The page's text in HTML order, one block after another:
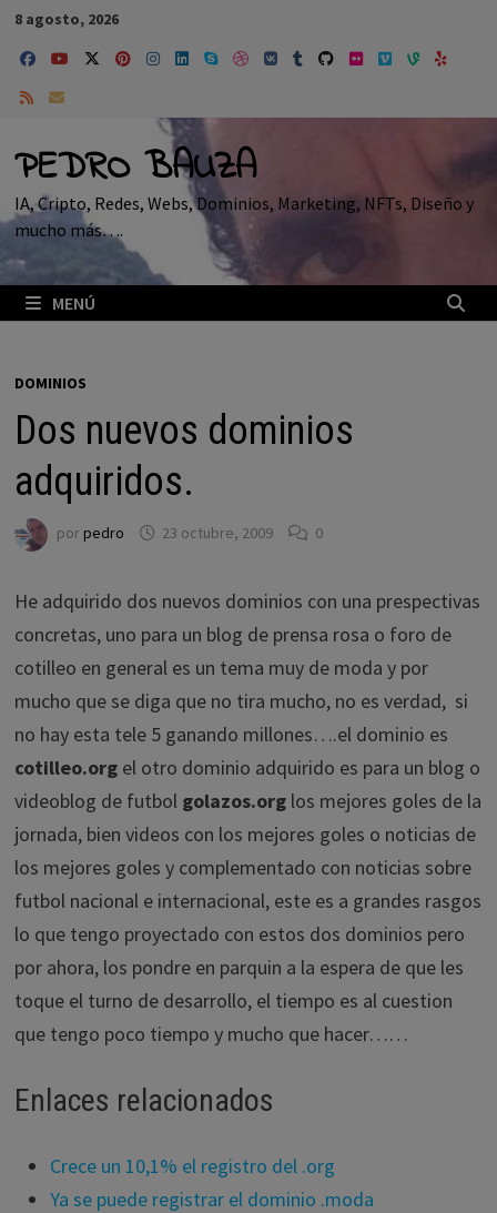
Saltar
contenido
8 agosto, 2026
PEDRO BAUZA
IA, Cripto, Redes, Webs, Dominios, Marketing, NFTs, Diseño y
mucho más….
MENÚ
DOMINIOS
Dos nuevos dominios
adquiridos.
porpedro 23 octubre, 2009 0
He adquirido dos nuevos dominios con una prespectivas
concretas, uno para un blog de prensa rosa o foro de
cotilleo en general es un tema muy de moda y por
mucho que se diga que no tira mucho, no es verdad, si
no hay esta tele 5 ganando millones….el dominio es
cotilleo.orgel otro dominio adquirido es para un blog o
videoblog de futbol golazos.orglos mejores goles de la
jornada, bien videos con los mejores goles o noticias de
los mejores goles y complementado con noticias sobre
futbol nacional e internacional, este es a grandes rasgos
lo que tengo proyectado con estos dos dominios pero
por ahora, los pondre en parquin a la espera de que les
toque el turno de desarrollo, el tiempo es al cuestion
que tengo poco tiempo y mucho que hacer……
Enlaces relacionados
Crece un 10,1% el registro del .org
Ya se puede registrar el dominio .moda